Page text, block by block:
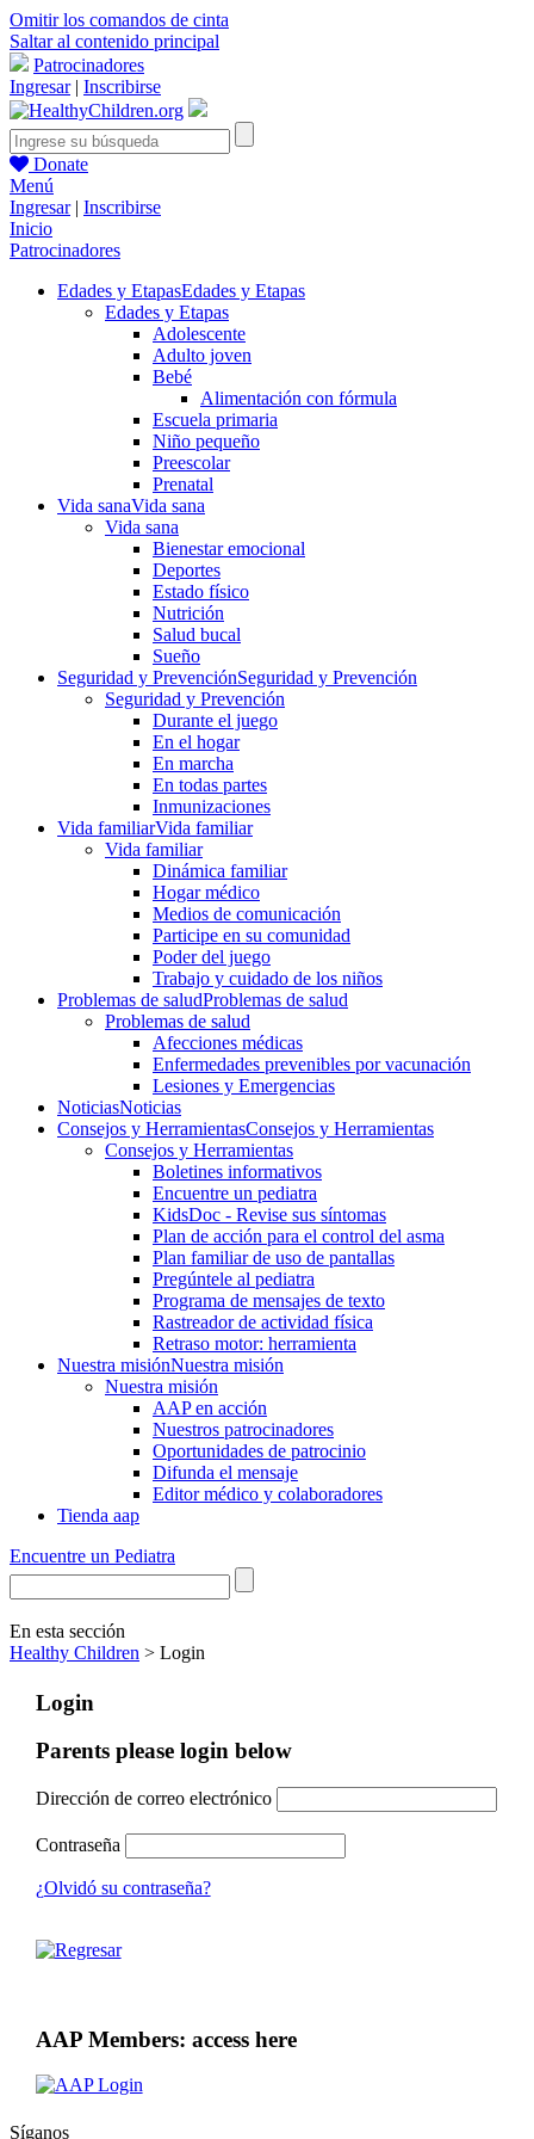
Omitir los comandos de cinta
Saltar al contenido principal
Patrocinadores
Ingresar| Inscribirse
Donate
Menú
Ingresar| Inscribirse
Inicio
Patrocinadores
Edades y EtapasEdades y Etapas
Edades y Etapas
Adolescente
Adulto joven
Bebé
Alimentación con fórmula
Escuela primaria
Niño pequeño
Preescolar
Prenatal
Vida sanaVida sana
Vida sana
Bienestar emocional
Deportes
Estado físico
Nutrición
Salud bucal
Sueño
Seguridad y PrevenciónSeguridad y Prevención
Seguridad y Prevención
Durante el juego
En el hogar
En marcha
En todas partes
Inmunizaciones
Vida familiarVida familiar
Vida familiar
Dinámica familiar
Hogar médico
Medios de comunicación
Participe en su comunidad
Poder del juego
Trabajo y cuidado de los niños
Problemas de saludProblemas de salud
Problemas de salud
Afecciones médicas
Enfermedades prevenibles por vacunación
Lesiones y Emergencias
NoticiasNoticias
Consejos y HerramientasConsejos y Herramientas
Consejos y Herramientas
Boletines informativos
Encuentre un pediatra
KidsDoc - Revise sus síntomas
Plan de acción para el control del asma
Plan familiar de uso de pantallas
Pregúntele al pediatra
Programa de mensajes de texto
Rastre​​ador de activida​d física
Retraso motor: herramienta
Nuestra misiónNuestra misión
Nuestra misión
AAP en acción
Nuestros patrocinadores
Oportunidades de patrocinio
Difunda el mensaje
Editor médico y colaboradores
Tienda aap
Encuentre un Pediatra
En esta sección
Healthy Children > Login
Login
Parents please login below
Dirección de correo electrónico
Contraseña
¿Olvidó su contraseña?
AAP Members: access here
Síganos